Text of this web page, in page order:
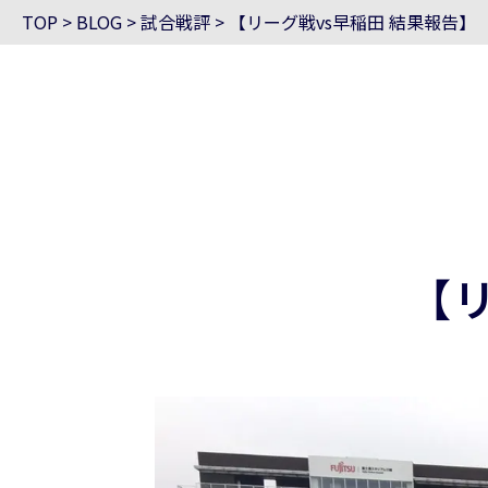
TOP > BLOG >試合戦評 > 【リーグ戦vs早稲田 結果報告】